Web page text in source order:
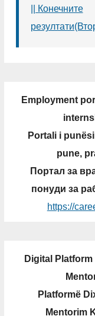
|| Конечните
Employment
Portali i
pune,
Портал за
понуди за
https://
Digital
Platformë
Mentorim